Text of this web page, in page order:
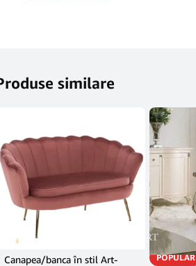
similare
Canapea/banca în stil Art-
POPULAR